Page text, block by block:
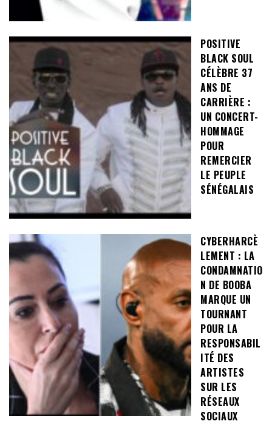
POSITIVE
BLACK SOUL
CÉLÈBRE 37
ANS DE
CARRIÈRE :
UN CONCERT-
HOMMAGE
POUR
REMERCIER
LE PEUPLE
SÉNÉGALAIS
CYBERHARCÈ
LEMENT : LA
CONDAMNATIO
N DE BOOBA
MARQUE UN
TOURNANT
POUR LA
RESPONSABIL
ITÉ DES
ARTISTES
SUR LES
RÉSEAUX
SOCIAUX